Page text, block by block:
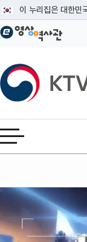
이 누리집은 대한민
공식 누리집 주소
이밖에 or.kr 또는
운영중인 공식 누리
KTV국민방송
전체메뉴 열기
본문